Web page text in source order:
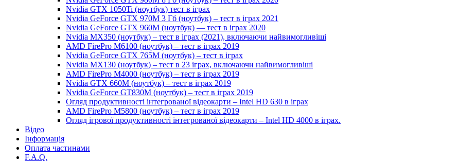
Nvidia GTX 1050Ti (ноутбук) тест в іграх
Nvidia GeForce GTX 970M 3 Гб (ноутбук) – тест в іграх 2021
Nvidia GeForce GTX 960M (ноутбук) — тест в іграх 2020
Nvidia MX350 (ноутбук) – тест в іграх (2021), включаючи найвимогливіші
AMD FirePro M6100 (ноутбук) – тест в іграх 2019
Nvidia GeForce GTX 765M (ноутбук) – тест в іграх
Nvidia MX130 (ноутбук) – тест в 23 іграх, включаючи найвимогливіші
AMD FirePro M4000 (ноутбук) – тест в іграх 2019
Nvidia GTX 660M (ноутбук) – тест в іграх 2019
Nvidia GeForce GT830M (ноутбук) – тест в іграх 2019
Огляд продуктивності інтегрованої відеокарти – Intel HD 630 в іграх
AMD FirePro M5800 (ноутбук) – тест в іграх 2019
Огляд ігрової продуктивності інтегрованої відеокарти – Intel HD 4000 в іграх.
Відео
Інформація
Оплата частинами
F.A.Q.